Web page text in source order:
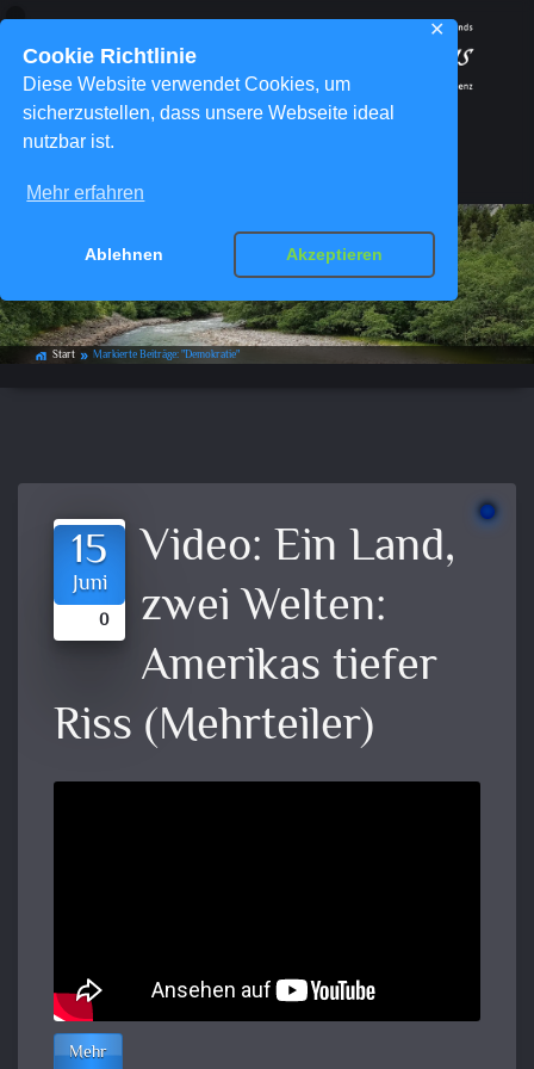
Cookie Richtlinie
Diese Website verwendet Cookies, um
sicherzustellen, dass unsere Webseite ideal
nutzbar ist.
Mehr erfahren
Ablehnen Akzeptieren
✕
Schlagwort-Archiv:Demokratie
home_work Start double_arrow Markierte Beiträge: "Demokratie"
15
Juni
0
Video: Ein Land,
zwei Welten:
Amerikas tiefer
Riss (Mehrteiler)
Mehr